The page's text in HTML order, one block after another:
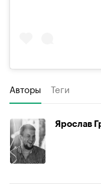
Авторы Теги
Ярослав